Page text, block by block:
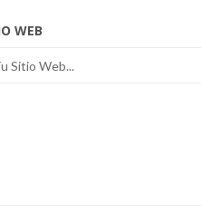
WEB